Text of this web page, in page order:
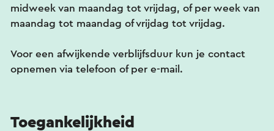
midweek van maandag tot vrijdag, of per week van
maandag tot maandag of vrijdag tot vrijdag.
Voor een afwijkende verblijfsduur kun je contact
opnemen via telefoon of per e-mail.
Toegankelijkheid